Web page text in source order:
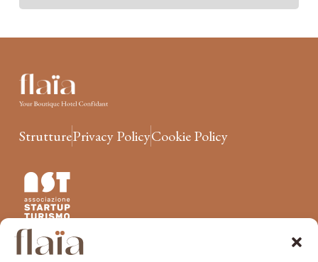
StrutturePrivacy PolicyCookie Policy
Unisciti a flaïa